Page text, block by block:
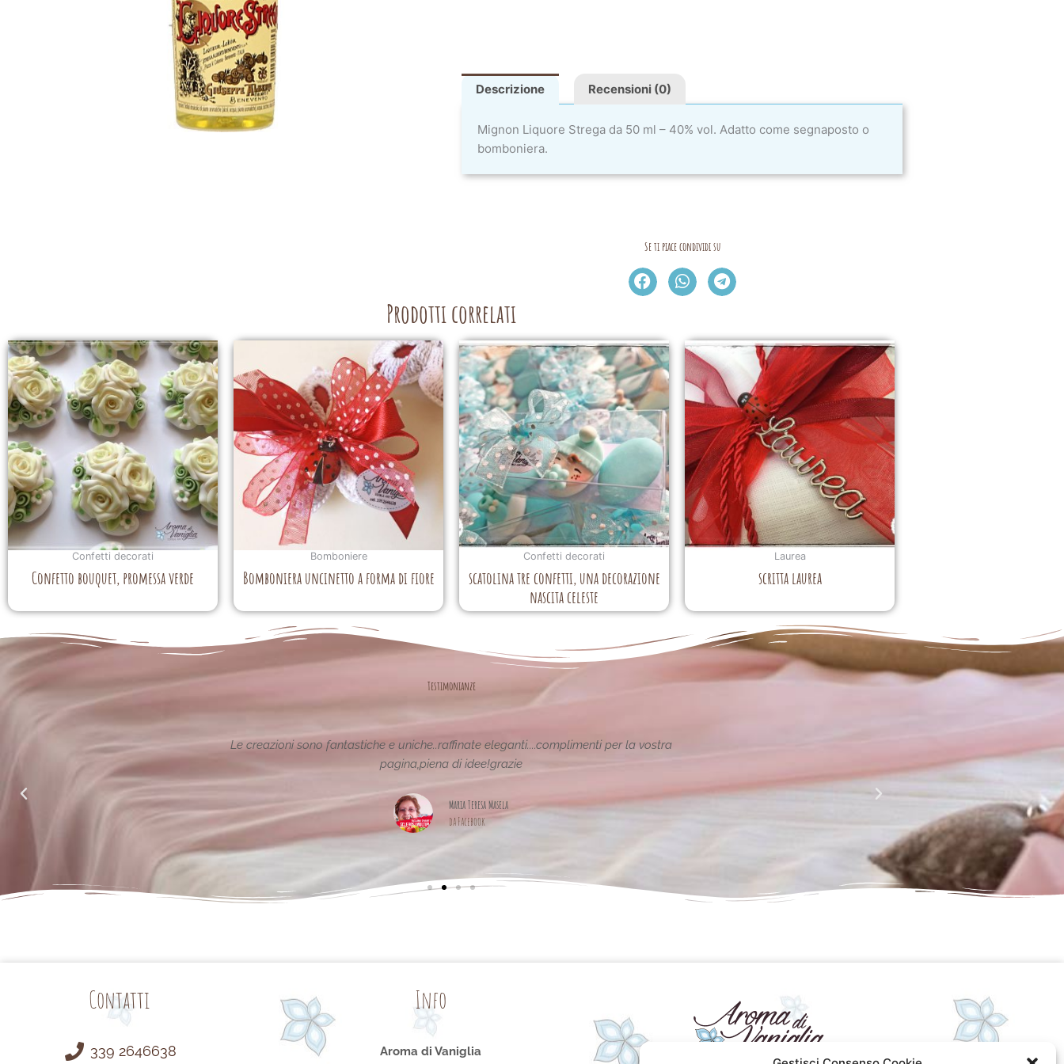
Descrizione Recensioni (0)
Mignon Liquore Strega da 50 ml – 40% vol. Adatto come segnaposto o
bomboniera.
Se ti piace condividi su
Prodotti correlati
Confetti decorati
Confetto bouquet, promessa verde
Bomboniere
Bomboniera uncinetto a forma di fiore
Confetti decorati
scatolina tre confetti, una decorazione
nascita celeste
Laurea
scritta laurea
Testimonianze
reinterpretata in chiave
richieste di noi mamme.
Le creazioni sono fantastiche e uniche..raffinate eleganti....complimenti per la vostra
pagina,piena di idee!grazie
Maria Teresa Masela
da Facebook
La perfezione e l' armonia che è palese nei tuoi
Complimenti davvero!!!!
Giusy Rizzo
da Facebook
Contatti
339 2646638
Info
Aroma di Vaniglia